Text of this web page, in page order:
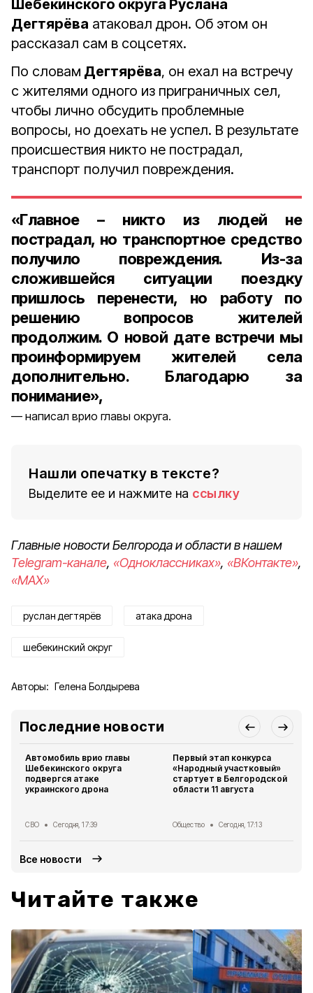
Шебекинского округа Руслана
Дегтярёва атаковал дрон. Об этом он
рассказал сам в соцсетях.
По словам Дегтярёва, он ехал на встречу
с жителями одного из приграничных сел,
чтобы лично обсудить проблемные
вопросы, но доехать не успел. В результате
происшествия никто не пострадал,
транспорт получил повреждения.
«Главное – никто из людей не
пострадал, но транспортное средство
получило повреждения. Из-за
сложившейся ситуации поездку
пришлось перенести, но работу по
решению вопросов жителей
продолжим. О новой дате встречи мы
проинформируем жителей села
дополнительно. Благодарю за
понимание»,
написал врио главы округа.
Нашли опечатку в тексте?
Выделите ее и нажмите на ссылку
Главные новости Белгорода и области в нашем
Telegram-канале, «Одноклассниках», «ВКонтакте»,
«MAX»
руслан дегтярёв атака дрона
шебекинский округ
Авторы: Гелена Болдырева
Последние новости
Автомобиль врио главы
Шебекинского округа
подвергся атаке
украинского дрона
СВО Сегодня, 17:39
Первый этап конкурса
«Народный участковый»
стартует в Белгородской
области 11 августа
Общество Сегодня, 17:13
Все новости
Читайте также